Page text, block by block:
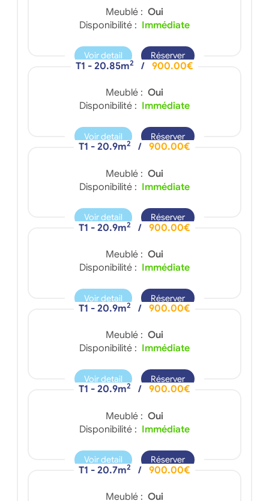
Meublé : Oui
Disponibilité : Immédiate
Voir detail Réserver
T1 - 20.85m2 / 900.00€
Meublé : Oui
Disponibilité : Immédiate
Voir detail Réserver
T1 - 20.9m2 / 900.00€
Meublé : Oui
Disponibilité : Immédiate
Voir detail Réserver
T1 - 20.9m2 / 900.00€
Meublé : Oui
Disponibilité : Immédiate
Voir detail Réserver
T1 - 20.9m2 / 900.00€
Meublé : Oui
Disponibilité : Immédiate
Voir detail Réserver
T1 - 20.9m2 / 900.00€
Meublé : Oui
Disponibilité : Immédiate
Voir detail Réserver
T1 - 20.7m2 / 900.00€
Meublé : Oui